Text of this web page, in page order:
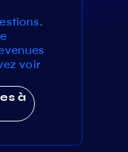
voir
à